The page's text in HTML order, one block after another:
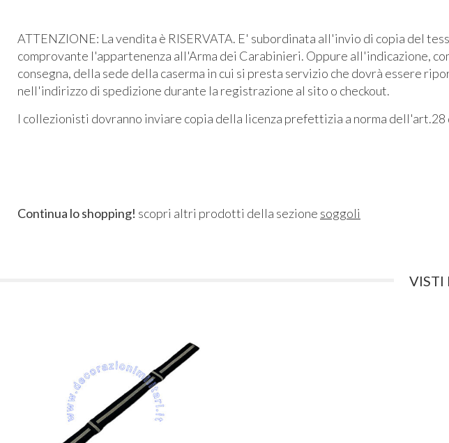
ATTENZIONE: La vendita è RISERVATA. E' subordinata all'invio di copia del
comprovante l'appartenenza all'Arma dei Carabinieri. Oppure all'indicazione,
consegna, della sede della caserma in cui si presta servizio che dovrà essere
nell'indirizzo di spedizione durante la registrazione al sito o checkout.
I collezionisti dovranno inviare copia della licenza prefettizia a norma dell'art.28
Continua lo shopping! scopri altri prodotti della sezione soggoli
VISTI